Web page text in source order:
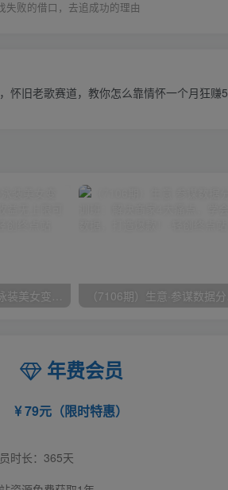
失败的借口，去追成功的理由
怀旧老歌赛道，教你怎么靠情怀一个月狂赚
（6387期）小红书泳装美女变现，免费提供素材，收益无上限可矩阵（教程+素材）
年费会员
79元（限时特惠）
时长：365天